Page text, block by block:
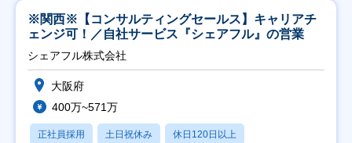
※関西※【コンサルティングセールス】キャリアチ
ェンジ可！／自社サービス『シェアフル』の営業
シェアフル株式会社
大阪府
400万~571万
正社員採用 土日祝休み 休日120日以上